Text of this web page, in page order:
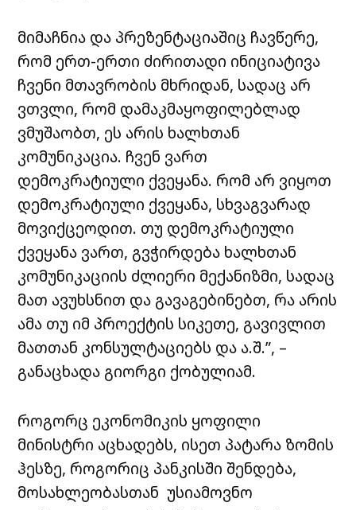
მიმაჩნია და პრეზენტაციაშიც ჩავწერე,
რომ ერთ-ერთი ძირითადი ინიციატივა
ჩვენი მთავრობის მხრიდან, სადაც არ
ვთვლი, რომ დამაკმაყოფილებლად
ვმუშაობთ, ეს არის ხალხთან
კომუნიკაცია. ჩვენ ვართ
დემოკრატიული ქვეყანა. რომ არ ვიყოთ
დემოკრატიული ქვეყანა, სხვაგვარად
მოვიქცეოდით. თუ დემოკრატიული
ქვეყანა ვართ, გვჭირდება ხალხთან
კომუნიკაციის ძლიერი მექანიზმი, სადაც
მათ ავუხსნით და გავაგებინებთ, რა არის
ამა თუ იმ პროექტის სიკეთე, გავივლით
მათთან კონსულტაციებს და ა.შ.”, –
განაცხადა გიორგი ქობულიამ.
როგორც ეკონომიკის ყოფილი
მინისტრი აცხადებს, ისეთ პატარა ზომის
ჰესზე, როგორიც პანკისში შენდება,
მოსახლეობასთან უსიამოვნო